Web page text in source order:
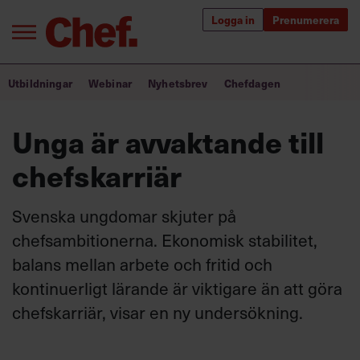
Logga in Prenumerera
Annonsera
Om oss
Bra ledare förändrar världen
Utbildning för ledare
Chefakademin+
Populära utbildningar
Utbildningar Webinar Nyhetsbrev Chefdagen
Unga är avvaktande till
chefskarriär
Svenska ungdomar skjuter på
chefsambitionerna. Ekonomisk stabilitet,
balans mellan arbete och fritid och
kontinuerligt lärande är viktigare än att göra
chefskarriär, visar en ny undersökning.